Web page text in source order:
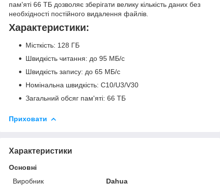
пам'яті 66 ТБ дозволяє зберігати велику кількість даних без
необхідності постійного видалення файлів.
Характеристики:
Місткість: 128 ГБ
Швидкість читання: до 95 МБ/с
Швидкість запису: до 65 МБ/с
Номінальна швидкість: C10/U3/V30
Загальний обсяг пам'яті: 66 ТБ
Приховати
Характеристики
Основні
Виробник
Dahua